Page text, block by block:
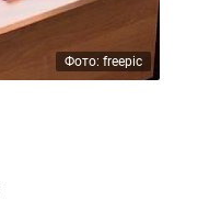
Фото: freepic